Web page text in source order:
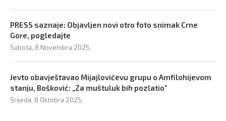
PRESS saznaje: Objavljen novi otro foto snimak Crne
Gore, pogledajte
Subota, 8 Novembra 2025,
Jevto obavještavao Mijajlovićevu grupu o Amfilohijevom
stanju, Bošković: „Za muštuluk bih pozlatio“
Srijeda, 8 Oktobra 2025,